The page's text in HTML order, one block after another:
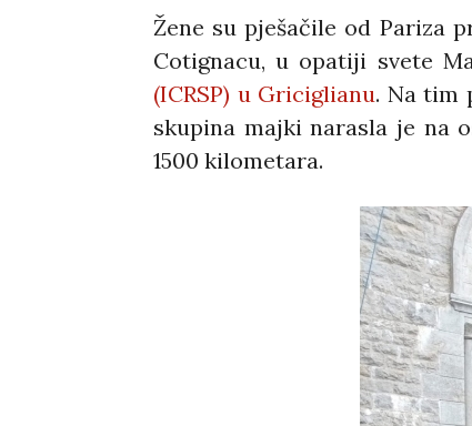
Žene su pješačile od Pariza
Cotignacu, u opatiji svete
(ICRSP) u Griciglianu. Na tim
skupina majki narasla je na
1500 kilometara.